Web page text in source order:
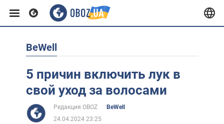
Европа
Азия
BeWell
5 причин включить лук в
свой уход за волосами
Редакция OBOZ
BeWell
24.04.2024 23:25